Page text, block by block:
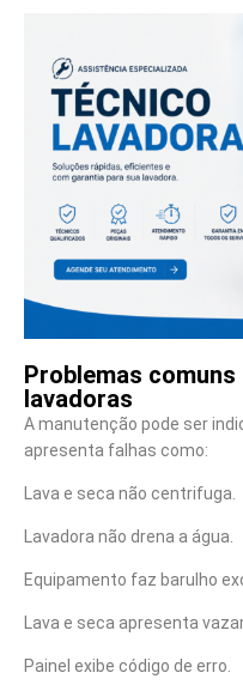
Problemas comuns
lavadoras
A manutenção pode ser
apresenta falhas como:
Lava e seca não centrifuga.
Lavadora não drena a água.
Equipamento faz barulho
Lava e seca apresenta
Painel exibe código de erro.